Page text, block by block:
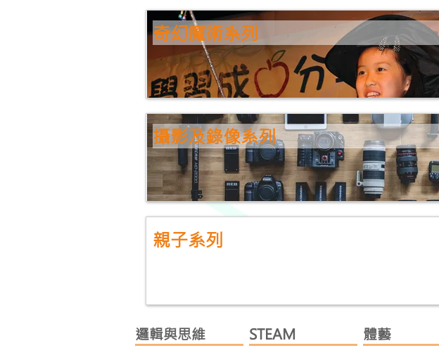
奇幻魔術系列
攝影及錄像系列
親子系列
邏輯與思維 STEAM 體藝